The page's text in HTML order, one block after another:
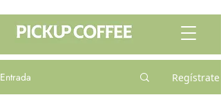
Entrada Regístrate